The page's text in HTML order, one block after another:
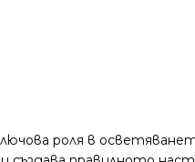
роля в